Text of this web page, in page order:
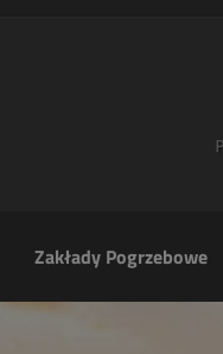
Zakłady Pogrzebowe